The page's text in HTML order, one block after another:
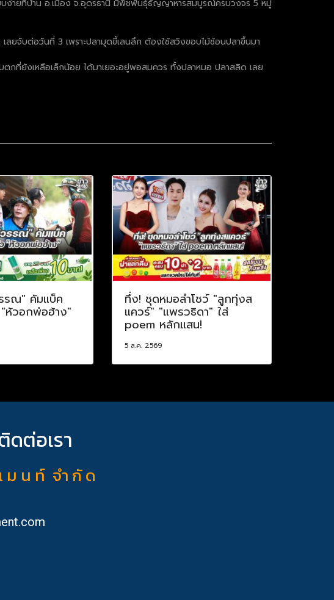
ง่ายที่บ้าน อ.เมือง จ.อุดรธานี มีพืชพันธุ์ธัญญาหารสมบูรณ์ครบวงจร 5 หมู่
ลยจับต่อวันที่ 3 เพราะปลามุดขี้เลนลึก ต้องใช้สวิงขอบไม้ช้อนปลาขึ้นมา
กที่ยังเหลือเล็กน้อย ได้มาเยอะอยู่พอสมควร ทั้งปลาหมอ ปลาสลิด เลย
รณ" คัมแบ็ค
หัวอกพ่อฮ้าง"
ทึ่ง! ชุดหมอลำโชว์ "ลูกทุ่งส
แควร์" "แพรวธิดา" ใส่
poem หลักแสน!
5 ส.ค. 2569
ดต่อเรา
ม น ท์ จำ กั ด